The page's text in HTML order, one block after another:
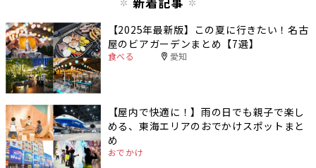
【2025年最新版】この夏に行きたい！名古
屋のビアガーデンまとめ【7選】
食べる 愛知
【屋内で快適に！】雨の日でも親子で楽し
める、東海エリアのおでかけスポットまと
め
おでかけ